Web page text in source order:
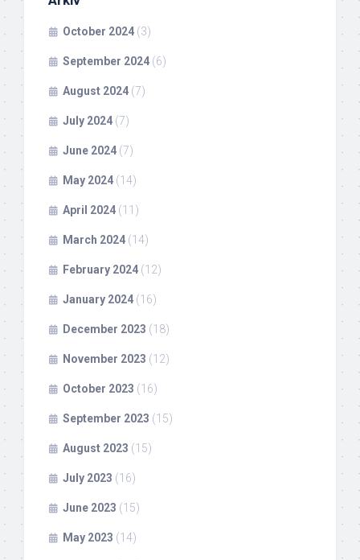
October 2024 (3)
September 2024 (6)
August 2024 (7)
July 2024 (7)
June 2024 (7)
May 2024 (14)
April 2024 (11)
March 2024 (14)
February 2024 (12)
January 2024 (16)
December 2023 (18)
November 2023 (12)
October 2023 (16)
September 2023 (15)
August 2023 (15)
July 2023 (16)
June 2023 (15)
May 2023 (14)